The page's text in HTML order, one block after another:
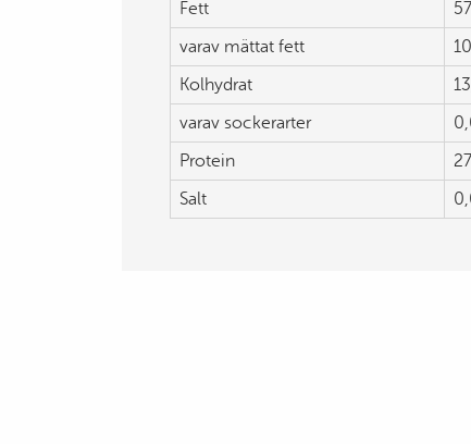
Fett
varav mättat fett
Kolhydrat
varav sockerarter
Protein
Salt